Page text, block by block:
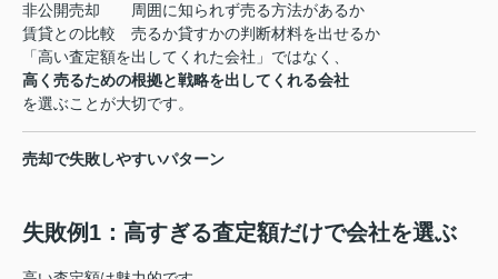
非公開売却
周囲に知られず売る方法があるか
賃貸との比較
売るか貸すかの判断材料を出せるか
「高い査定額を出してくれた会社」ではなく、
高く売るための根拠と戦略を出してくれる会社
を選ぶことが大切です。
売却で失敗しやすいパターン
失敗例1：高すぎる査定額だけで会社を選ぶ